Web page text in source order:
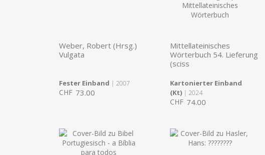
Weber, Robert (Hrsg.)
Vulgata
Fester Einband | 2007
CHF 73.00
Mittellateinisches
Wörterbuch 54. Lieferung
(sciss
Kartonierter Einband
(Kt) | 2024
CHF 74.00